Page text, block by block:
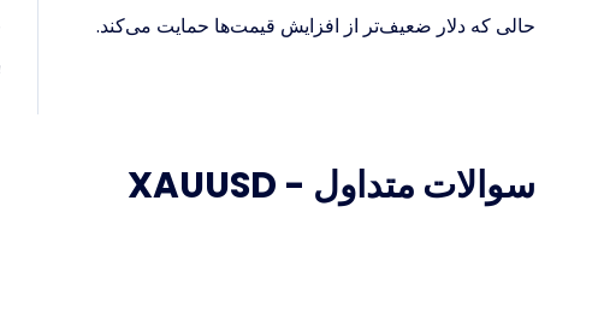
حالی که دلار ضعیف‌تر از افزایش قیمت‌ها حمایت می‌کند.
سوالات متداول - XAUUSD